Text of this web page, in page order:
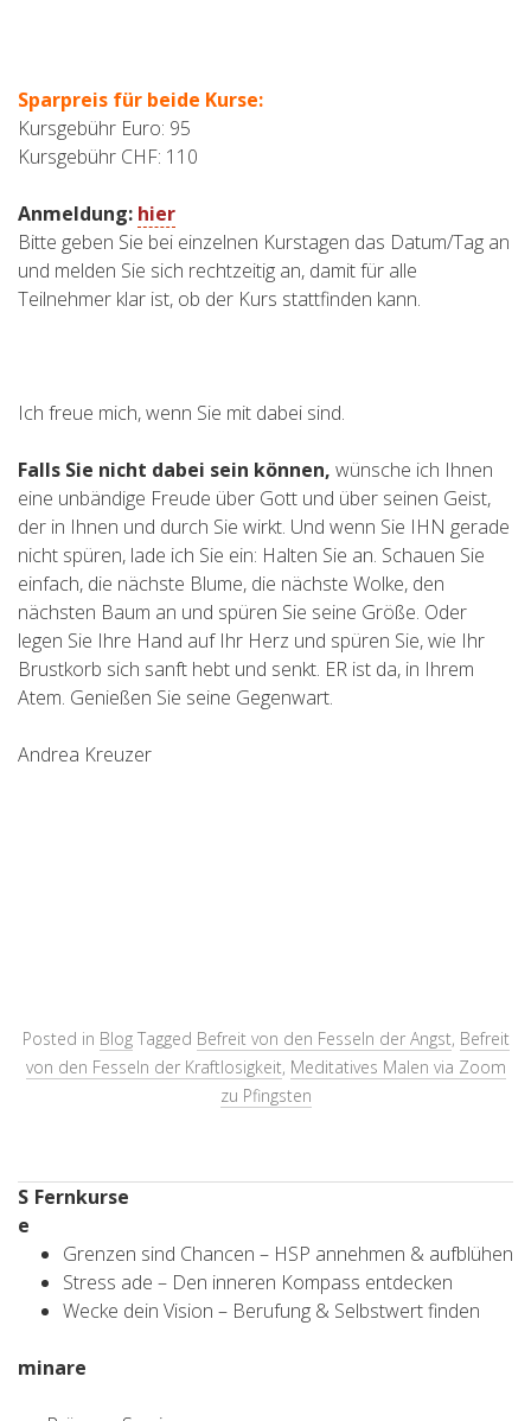
Sparpreis für beide Kurse:
Kursgebühr Euro: 95
Kursgebühr CHF: 110
Anmeldung: hier
Bitte geben Sie bei einzelnen Kurstagen das Datum/Tag an
und melden Sie sich rechtzeitig an, damit für alle
Teilnehmer klar ist, ob der Kurs stattfinden kann.
Ich freue mich, wenn Sie mit dabei sind.
Falls Sie nicht dabei sein können, wünsche ich Ihnen
eine unbändige Freude über Gott und über seinen Geist,
der in Ihnen und durch Sie wirkt. Und wenn Sie IHN gerade
nicht spüren, lade ich Sie ein: Halten Sie an. Schauen Sie
einfach, die nächste Blume, die nächste Wolke, den
nächsten Baum an und spüren Sie seine Größe. Oder
legen Sie Ihre Hand auf Ihr Herz und spüren Sie, wie Ihr
Brustkorb sich sanft hebt und senkt. ER ist da, in Ihrem
Atem. Genießen Sie seine Gegenwart.
Andrea Kreuzer
Posted in Blog Tagged Befreit von den Fesseln der Angst, Befreit
von den Fesseln der Kraftlosigkeit, Meditatives Malen via Zoom
zu Pfingsten
Fernkurse
Grenzen sind Chancen – HSP annehmen & aufblühen
Stress ade – Den inneren Kompass entdecken
Wecke dein Vision – Berufung & Selbstwert finden
S
e
minare